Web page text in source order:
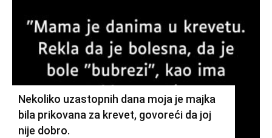
Nekoliko uzastopnih dana moja je majka
bila prikovana za krevet, govoreći da joj
nije dobro.